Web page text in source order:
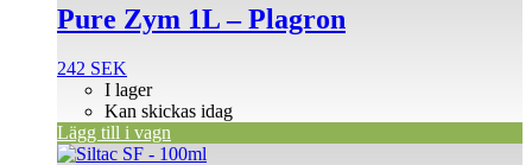
Pure Zym 1L – Plagron
242 SEK
I lager
Kan skickas idag
Lägg till i vagn